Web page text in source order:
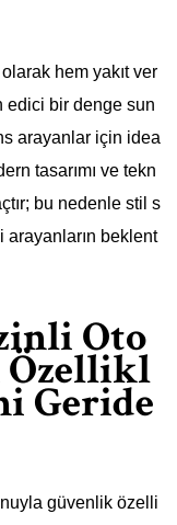
hem yakıt ver
edici bir denge sun
arayanlar için idea
tasarımı ve tekn
bu nedenle stil s
beklent
Oto
Geride
güvenlik özelli